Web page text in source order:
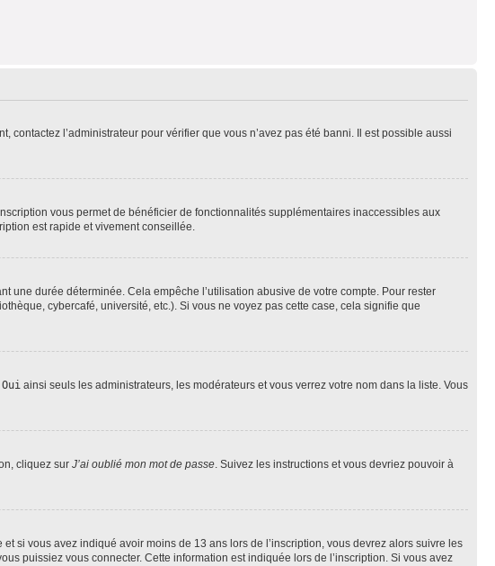
contactez l’administrateur pour vérifier que vous n’avez pas été banni. Il est possible aussi
vous permet de bénéficier de fonctionnalités supplémentaires inaccessibles aux
est rapide et vivement conseillée.
une durée déterminée. Cela empêche l’utilisation abusive de votre compte. Pour rester
cybercafé, université, etc.). Si vous ne voyez pas cette case, cela signifie que
Oui ainsi seuls les administrateurs, les modérateurs et vous verrez votre nom dans la liste. Vous
cliquez sur J’ai oublié mon mot de passe. Suivez les instructions et vous devriez pouvoir à
si vous avez indiqué avoir moins de 13 ans lors de l’inscription, vous devrez alors suivre les
puissiez vous connecter. Cette information est indiquée lors de l’inscription. Si vous avez